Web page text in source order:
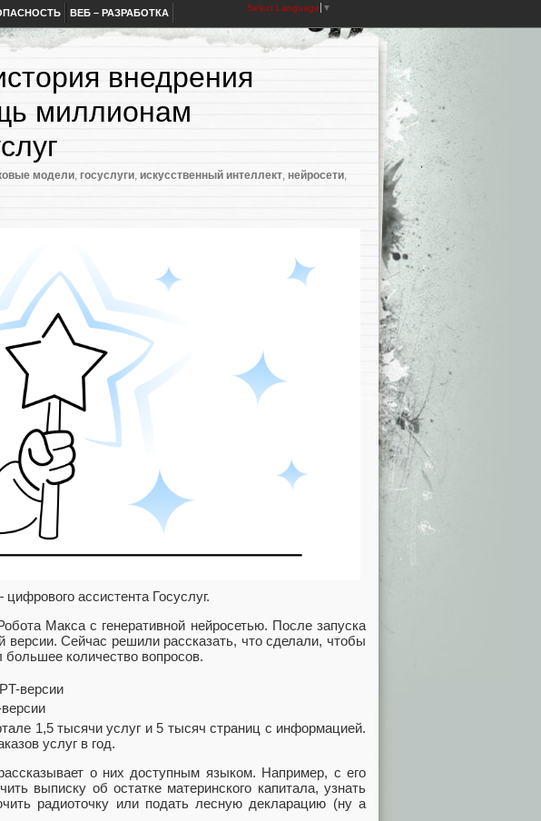
ВЕБ – РАЗРАБОТКА Select Language ▼
внедрения
миллионам
модели, госуслуги, искусственный интеллект, нейросети,
ассистента Госуслуг.
Макса с генеративной нейросетью. После запуска
Сейчас решили рассказать, что сделали, чтобы
количество вопросов.
1,5 тысячи услуг и 5 тысяч страниц с информацией.
услуг в год.
о них доступным языком. Например, с его
выписку об остатке материнского капитала, узнать
радиоточку или подать лесную декларацию (ну а